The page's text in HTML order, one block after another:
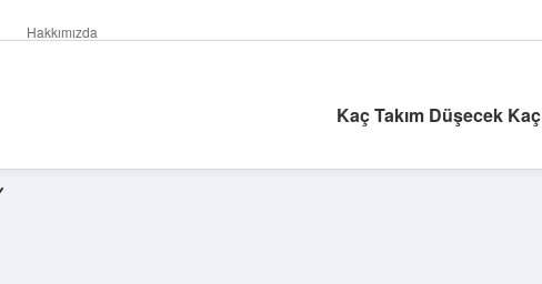
Hakkımızda
Kaç Takım Düşecek